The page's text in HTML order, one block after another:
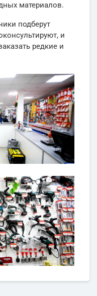
материалов.
подберут
и
редкие и